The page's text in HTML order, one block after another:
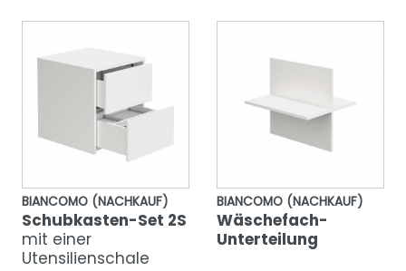
BIANCOMO (NACHKAUF)
Schubkasten-Set 2S
mit einer
Utensilienschale
BIANCOMO (NACHKAUF)
Wäschefach-
Unterteilung